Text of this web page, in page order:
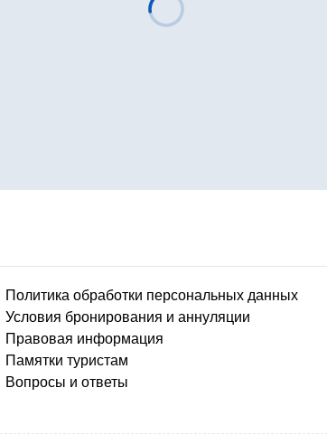
Политика обработки персональных данных
Условия бронирования и аннуляции
Правовая информация
Памятки туристам
Вопросы и ответы